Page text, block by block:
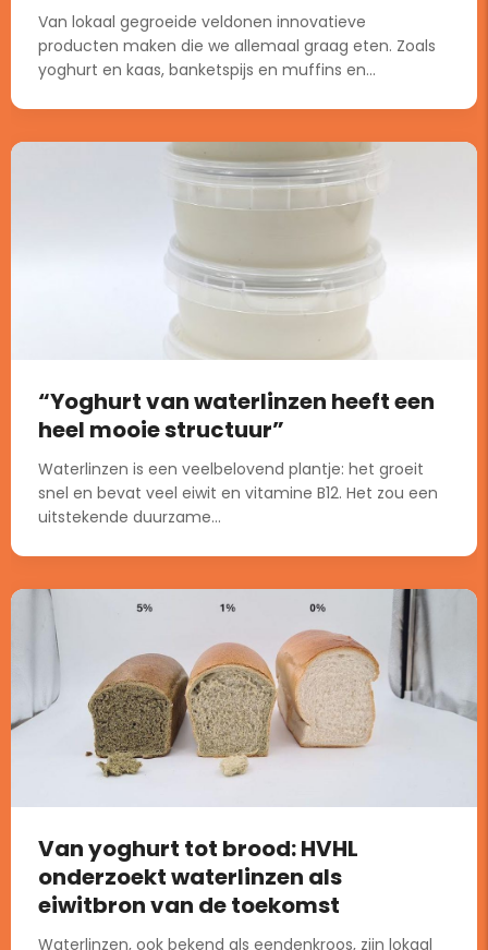
Van lokaal gegroeide veldonen innovatieve
producten maken die we allemaal graag eten. Zoals
yoghurt en kaas, banketspijs en muffins en...
“Yoghurt van waterlinzen heeft een
heel mooie structuur”
Waterlinzen is een veelbelovend plantje: het groeit
snel en bevat veel eiwit en vitamine B12. Het zou een
uitstekende duurzame...
Van yoghurt tot brood: HVHL
onderzoekt waterlinzen als
eiwitbron van de toekomst
Waterlinzen, ook bekend als eendenkroos, zijn lokaal